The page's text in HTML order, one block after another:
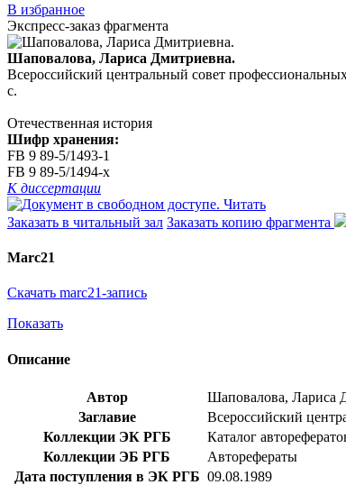
В избранное
Экспресс-заказ фрагмента
Шаповалова, Лариса Дмитриевна.
Всероссийский центральный совет
с.
Отечественная история
Шифр хранения:
FB 9 89-5/1493-1
FB 9 89-5/1494-x
К диссертации
Читать
Заказать в читальный зал Заказать копию фрагмента
Marc21
Скачать marc21-запись
Показать
Описание
Автор
Шаповалова, Лариса
Заглавие
Всероссийский
Коллекции ЭК РГБ
Каталог
Коллекции ЭБ РГБ
Авторефераты
Дата поступления в ЭК РГБ 09.08.1989